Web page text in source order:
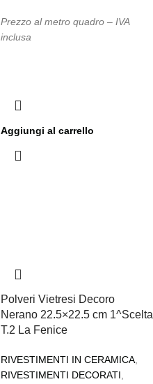
Prezzo al metro quadro – IVA
inclusa
Aggiungi al carrello
Polveri Vietresi Decoro
Nerano 22.5×22.5 cm 1^Scelta
T.2 La Fenice
RIVESTIMENTI IN CERAMICA
RIVESTIMENTI DECORATI